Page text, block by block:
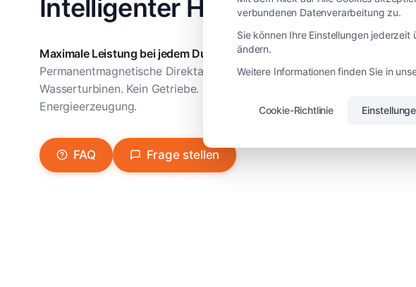
Intelligenter High-End-
Maximale Leistung bei jedem Durchfluss
Permanentmagnetische Direktantriebstechnologie für kleine Wind- und
Wasserturbinen. Kein Getriebe. Kein Öl. Keine Wartung. Reine,
Energieerzeugung.
FAQ Frage stellen
verbundenen Datenverarbeitung zu.
Sie können Ihre Einstellungen
ändern.
Weitere Informationen finden Sie in
Cookie-Richtlinie